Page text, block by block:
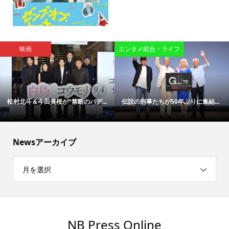
映画
松村北斗＆今田美桜が“禁断のバデ...
エンタメ総合・ライフ
伝説の刑事たちが50年ぶりに集結...
Newsアーカイブ
月を選択
NB Press Online